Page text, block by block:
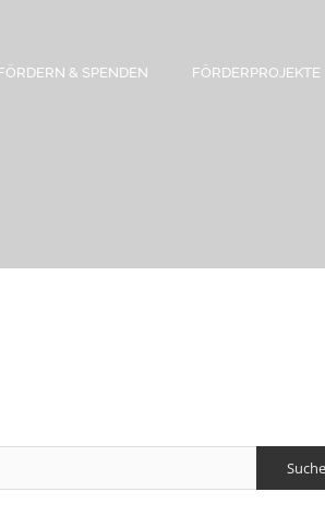
& SPENDEN FÖRDERPROJEKTE